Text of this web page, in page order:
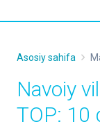
Asosiy sahifa
Navoiy
TOP: 10